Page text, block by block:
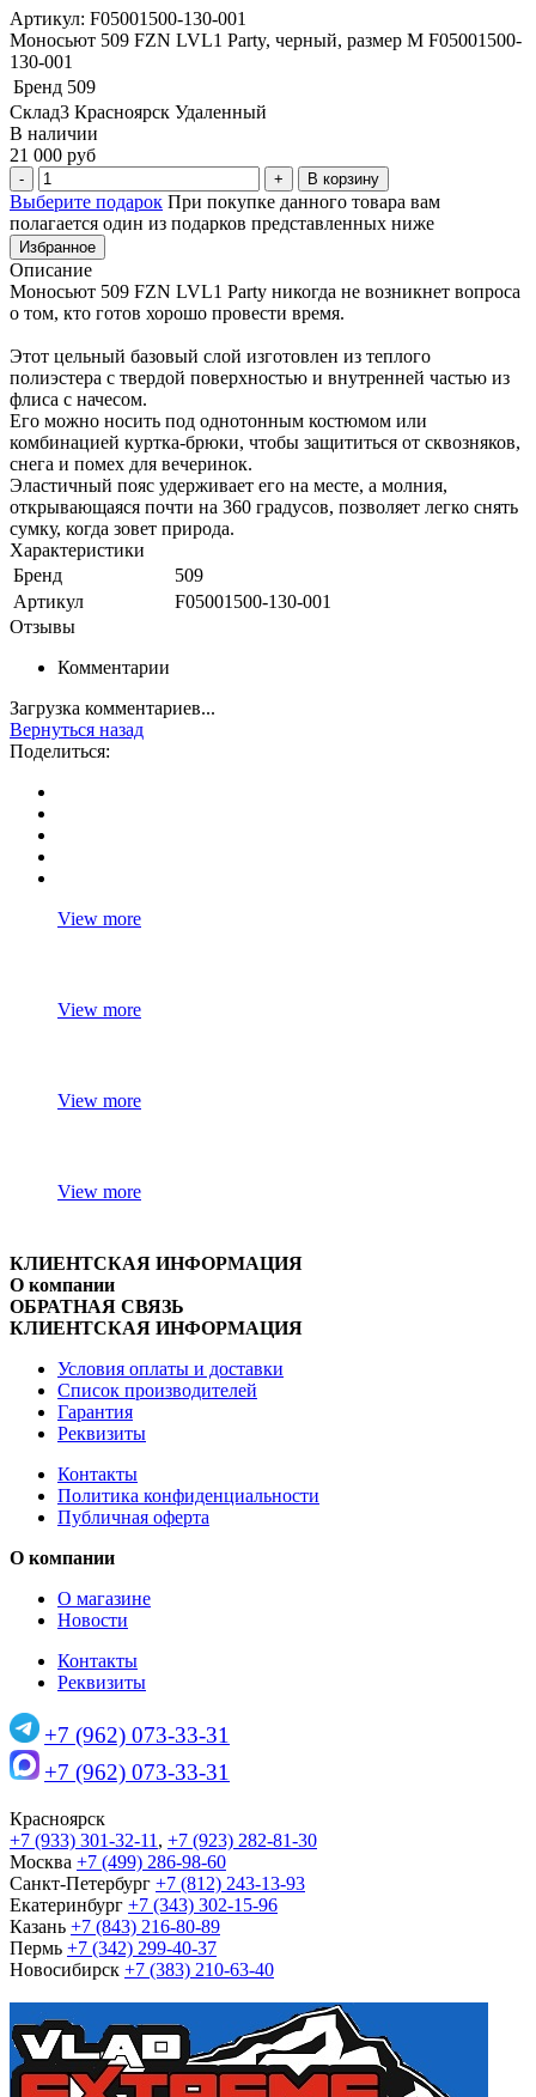
Артикул: F05001500-130-001
Моносьют 509 FZN LVL1 Party, черный, размер M F05001500-
130-001
Бренд 509
Склад3 Красноярск Удаленный
В наличии
21 000 руб
В корзину
Выберите подарок При покупке данного товара вам
полагается один из подарков представленных ниже
Избранное
Описание
Моносьют 509 FZN LVL1 Party никогда не возникнет вопроса
о том, кто готов хорошо провести время.
Этот цельный базовый слой изготовлен из теплого
полиэстера с твердой поверхностью и внутренней частью из
флиса с начесом.
Его можно носить под однотонным костюмом или
комбинацией куртка-брюки, чтобы защититься от сквозняков,
снега и помех для вечеринок.
Эластичный пояс удерживает его на месте, а молния,
открывающаяся почти на 360 градусов, позволяет легко снять
сумку, когда зовет природа.
Характеристики
Бренд
509
Артикул
F05001500-130-001
Отзывы
Комментарии
Загрузка комментариев...
Вернуться назад
Поделиться:
View more
View more
View more
View more
КЛИЕНТСКАЯ ИНФОРМАЦИЯ
О компании
ОБРАТНАЯ СВЯЗЬ
КЛИЕНТСКАЯ ИНФОРМАЦИЯ
Условия оплаты и доставки
Список производителей
Гарантия
Реквизиты
Контакты
Политика конфиденциальности
Публичная оферта
О компании
О магазине
Новости
Контакты
Реквизиты
+7 (962) 073-33-31
+7 (962) 073-33-31
Красноярск
+7 (933) 301-32-11 , +7 (923) 282-81-30
Москва +7 (499) 286-98-60
Санкт-Петербург +7 (812) 243-13-93
Екатеринбург +7 (343) 302-15-96
Казань +7 (843) 216-80-89
Пермь +7 (342) 299-40-37
Новосибирск +7 (383) 210-63-40